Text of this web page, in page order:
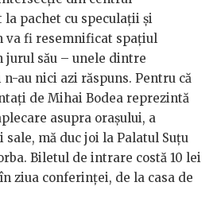
la pachet cu speculații și
va fi resemnificat spațiul
jurul său – unele dintre
au nici azi răspuns. Pentru că
de Mihai Bodea reprezintă
asupra orașului, a
mă duc joi la Palatul Suțu
Biletul de intrare costă 10 lei
ziua conferinței, de la casa de